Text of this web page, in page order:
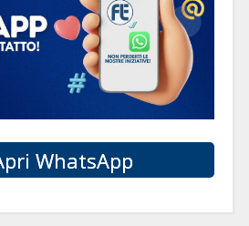
WhatsApp